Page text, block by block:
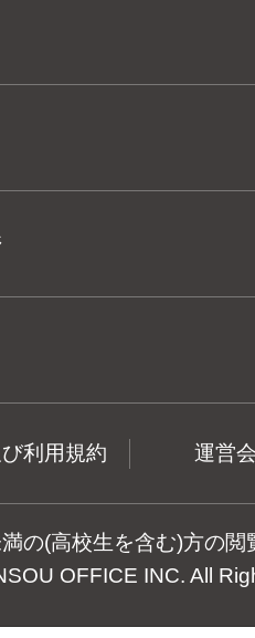
利用規約 運営
の(高校生を含む)方の閲
OFFICE INC. All